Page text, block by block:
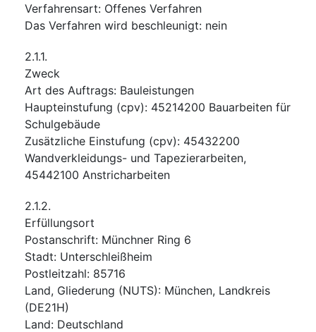
Verfahrensart: Offenes Verfahren
Das Verfahren wird beschleunigt: nein
2.1.1.
Zweck
Art des Auftrags: Bauleistungen
Haupteinstufung (cpv): 45214200 Bauarbeiten für
Schulgebäude
Zusätzliche Einstufung (cpv): 45432200
Wandverkleidungs- und Tapezierarbeiten,
45442100 Anstricharbeiten
2.1.2.
Erfüllungsort
Postanschrift: Münchner Ring 6
Stadt: Unterschleißheim
Postleitzahl: 85716
Land, Gliederung (NUTS): München, Landkreis
(DE21H)
Land: Deutschland